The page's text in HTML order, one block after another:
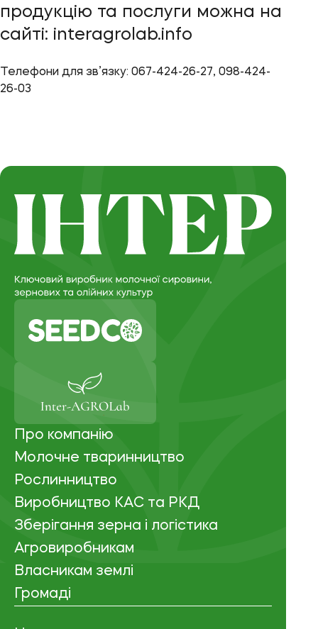
продукцію та послуги можна на
сайті: interagrolab.info
Телефони для зв’язку: 067-424-26-27, 098-424-
26-03
Про компанію
Молочне тваринництво
Рослинництво
Виробництво КАС та РКД
Зберігання зерна і логістика
Агровиробникам
Власникам землі
Громаді